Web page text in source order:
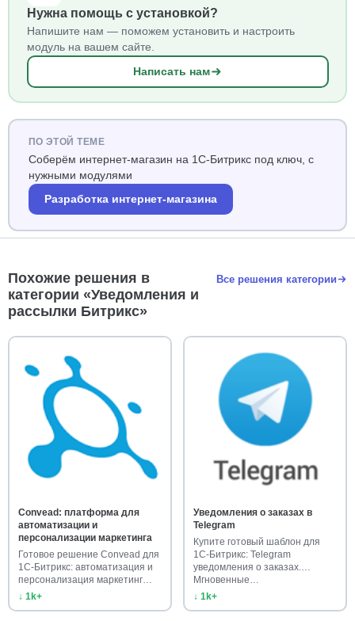
Нужна помощь с установкой?
Напишите нам — поможем установить и настроить
модуль на вашем сайте.
Написать нам
ПО ЭТОЙ ТЕМЕ
Соберём интернет-магазин на 1С-Битрикс под ключ, с
нужными модулями
Разработка интернет-магазина
Похожие решения в
категории «Уведомления и
рассылки Битрикс»
Все решения категории
Convead: платформа для
автоматизации и
персонализации маркетинга
Готовое решение Convead для
1С-Битрикс: автоматизация и
персонализация маркетинг…
↓ 1k+
Уведомления о заказах в
Telegram
Купите готовый шаблон для
1С-Битрикс: Telegram
уведомления о заказах.
Мгновенные…
↓ 1k+